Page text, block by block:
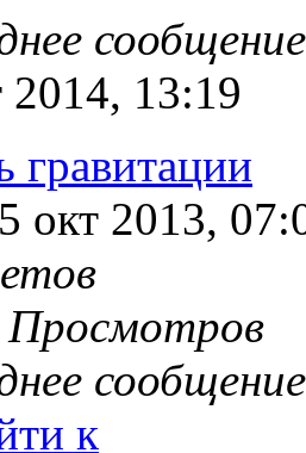
2014, 13:19
гравитации
окт 2013,
Просмотров